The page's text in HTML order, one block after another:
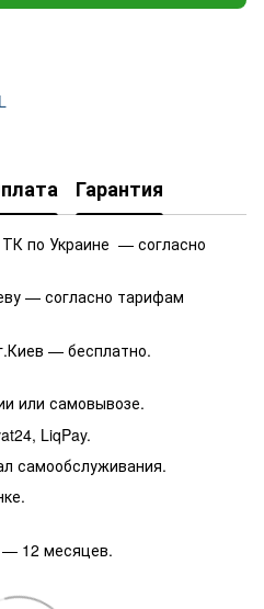
Гарантия
по Украине — согласно
— согласно тарифам
— бесплатно.
или самовывозе.
LiqPay.
самообслуживания.
— 12 месяцев.